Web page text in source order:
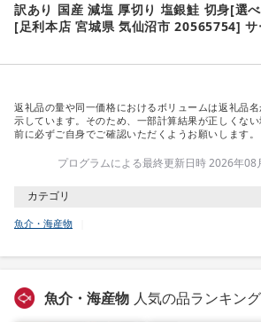
訳あり 国産 減塩 厚切り 塩銀鮭 切身[選
[足利本店 宮城県 気仙沼市 20565754] サ
シャケ 魚 海鮮 魚介 甘塩味 規格外 不揃
装 家庭用 訳アリ 塩分控えめ 冷凍
返礼品の量や同一価格におけるボリュームは返礼品
示しています。そのため、一部計算結果が正しくな
前に必ずご自身でご確認いただくようお願いします。
プログラムによる最終更新日時 2026年08
カテゴリ
魚介・海産物
魚介・海産物 人気の品ランキング